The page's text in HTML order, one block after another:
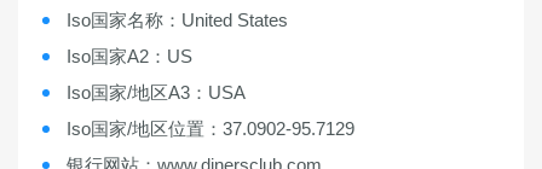
Iso国家名称：United States
Iso国家A2：US
Iso国家/地区A3：USA
Iso国家/地区位置：37.0902-95.7129
银行网站：www.dinersclub.com